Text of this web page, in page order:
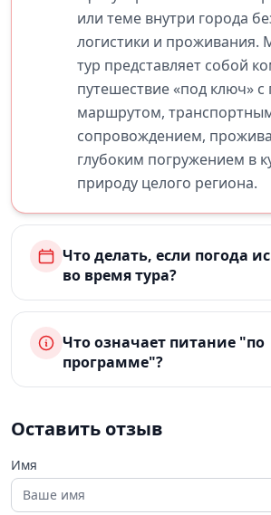
или теме внутри города
логистики и проживания.
тур представляет собой
путешествие «под ключ»
маршрутом,
сопровождением,
глубоким погружением в
природу целого региона.
Что делать, если погода
во время тура?
Что означает питание "по
программе"?
Оставить отзыв
Имя